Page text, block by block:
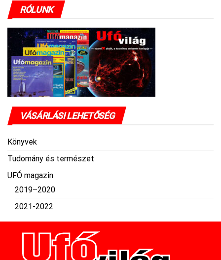
RÓLUNK
VÁSÁRLÁSI LEHETŐSÉG
Könyvek
Tudomány és természet
UFÓ magazin
2019–2020
2021-2022